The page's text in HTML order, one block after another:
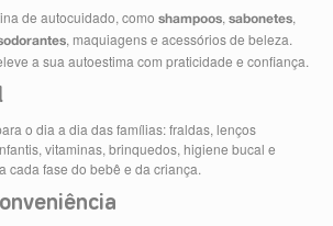
de autocuidado, como shampoos, sabonetes,
, maquiagens e acessórios de beleza.
a sua autoestima com praticidade e confiança.
o dia a dia das famílias: fraldas, lenços
vitaminas, brinquedos, higiene bucal e
cada fase do bebê e da criança.